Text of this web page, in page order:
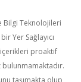
Bilgi Teknolojileri
Yer Sağlayıcı
proaktif
taşımakta olup,